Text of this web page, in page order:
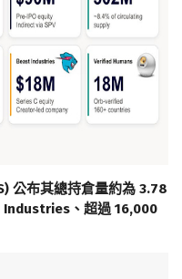
公布其總持倉量約為 3.78
Industries、超過 16,000